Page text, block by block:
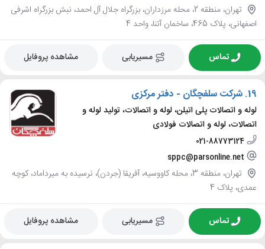
تهران، منطقه 2، محله مرزداران، بزرگراه جلال آل احمد، نبش بزرگراه اشرفی
اصفهانی، پلاک 465، ساخمان آتنا، واحد 4
تماس مسیریابی مشاهده پروفایل
19. شرکت سلفچگان - دفتر مرکزی
لوله و اتصالات پلی اتیلن، لوله و اتصالات، تولید لوله و
اتصالات، لوله و اتصالات فولادی
021-88773124
sppc@parsonline.net
تهران، منطقه 3، محله کاووسیه، آفریقا (جردن)، نرسیده به میرداماد، کوچه
عمدی، پلاک 4
تماس مسیریابی مشاهده پروفایل